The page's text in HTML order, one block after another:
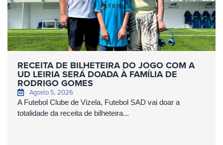
RECEITA DE BILHETEIRA DO JOGO COM A
UD LEIRIA SERÁ DOADA À FAMÍLIA DE
RODRIGO GOMES
Agosto 5, 2026
A Futebol Clube de Vizela, Futebol SAD vai doar a
totalidade da receita de bilheteira...